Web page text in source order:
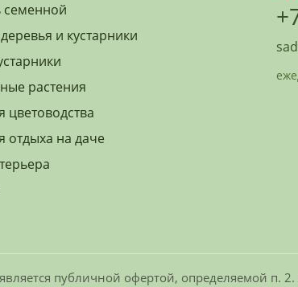
семенной
и кустарники
растения
цветоводства
отдыха на даче
публичной офертой, определяемой п.